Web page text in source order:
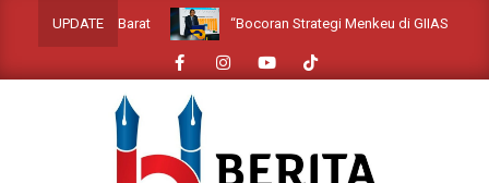
UPDATE
di Jakarta Barat “Bocoran Strategi Menkeu di GIIAS 2026: